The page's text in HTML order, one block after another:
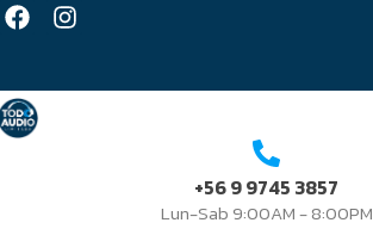
+56 9 9745 3857
Lun-Sab 9:00AM - 8:00PM